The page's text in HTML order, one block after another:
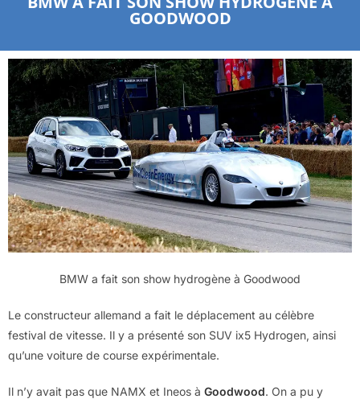
GOODWOOD
BMW a fait son show hydrogène à Goodwood
Le constructeur allemand a fait le déplacement au célèbre
festival de vitesse. Il y a présenté son SUV ix5 Hydrogen, ainsi
qu’une voiture de course expérimentale.
Il n’y avait pas que NAMX et Ineos à Goodwood. On a pu y